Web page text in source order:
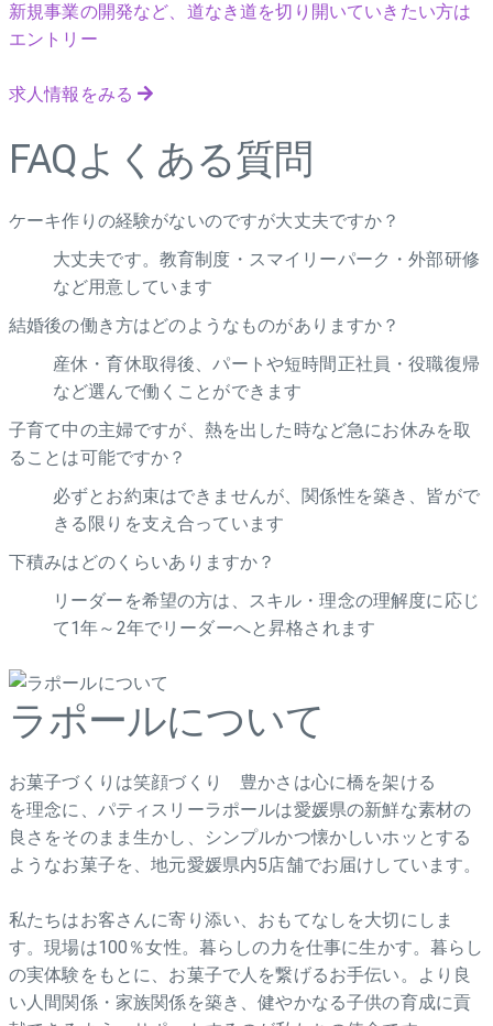
新規事業の開発など、道なき道を切り開いていきたい方は
エントリー
求人情報をみる
FAQよくある質問
ケーキ作りの経験がないのですが大丈夫ですか？
大丈夫です。教育制度・スマイリーパーク・外部研修
など用意しています
結婚後の働き方はどのようなものがありますか？
産休・育休取得後、パートや短時間正社員・役職復帰
など選んで働くことができます
子育て中の主婦ですが、熱を出した時など急にお休みを取
ることは可能ですか？
必ずとお約束はできませんが、関係性を築き、皆がで
きる限りを支え合っています
下積みはどのくらいありますか？
リーダーを希望の方は、スキル・理念の理解度に応じ
て1年～2年でリーダーへと昇格されます
ラポールについて
お菓子づくりは笑顔づくり 豊かさは心に橋を架ける
を理念に、パティスリーラポールは愛媛県の新鮮な素材の
良さをそのまま生かし、シンプルかつ懐かしいホッとする
ようなお菓子を、地元愛媛県内5店舗でお届けしています。
私たちはお客さんに寄り添い、おもてなしを大切にしま
す。現場は100％女性。暮らしの力を仕事に生かす。暮らし
の実体験をもとに、お菓子で人を繋げるお手伝い。より良
い人間関係・家族関係を築き、健やかなる子供の育成に貢